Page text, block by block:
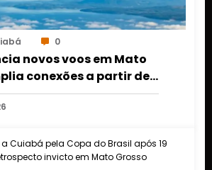
0
novos voos em Mato
conexões a partir de